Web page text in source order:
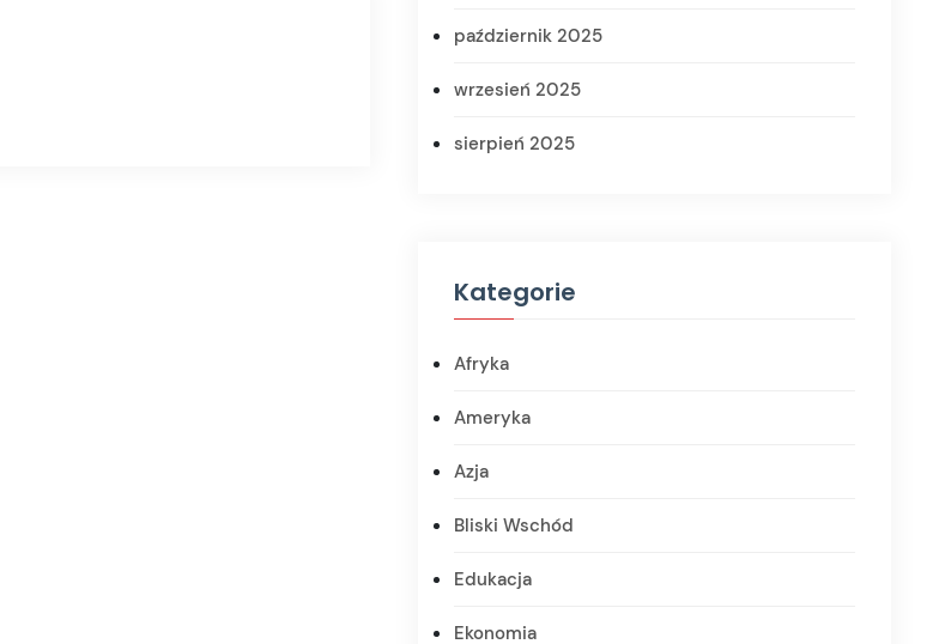
październik 2025
wrzesień 2025
sierpień 2025
Kategorie
Afryka
Ameryka
Azja
Bliski Wschód
Edukacja
Ekonomia